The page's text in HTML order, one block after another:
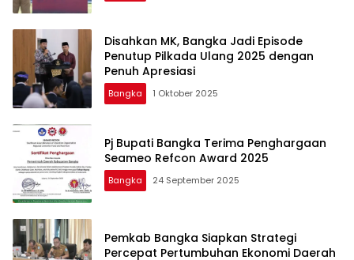
Disahkan MK, Bangka Jadi Episode
Penutup Pilkada Ulang 2025 dengan
Penuh Apresiasi
Bangka 1 Oktober 2025
Pj Bupati Bangka Terima Penghargaan
Seameo Refcon Award 2025
Bangka 24 September 2025
Pemkab Bangka Siapkan Strategi
Percepat Pertumbuhan Ekonomi Daerah